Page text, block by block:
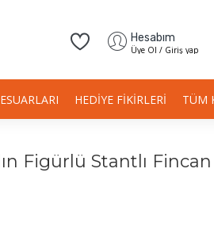
Hesabım
Üye Ol / Giriş yap
HEDIYE FIKIRLERI TÜM
Figürlü Stantlı Fincan